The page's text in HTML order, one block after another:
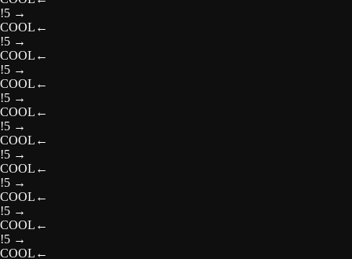
!5 →
COOL ←
!5 →
COOL ←
!5 →
COOL ←
!5 →
COOL ←
!5 →
COOL ←
!5 →
COOL ←
!5 →
COOL ←
!5 →
COOL ←
!5 →
COOL ←